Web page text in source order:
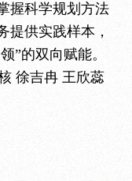
握科学规划方法
提供实践样本，
”的双向赋能。
徐吉冉 王欣蕊